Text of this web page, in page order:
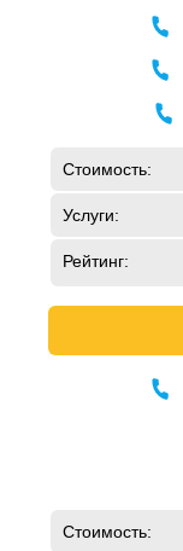
Стоимость:
Услуги:
Рейтинг:
Стоимость: